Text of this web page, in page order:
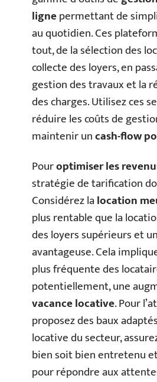
lignepermettant de
au quotidien. Ces
tout, de la sélection des
collecte des loyers, en
gestion des travaux et la
des charges. Utilisez ces
réduire les coûts de
maintenir uncash-flow
Pouroptimiser les
stratégie de tarification
Considérez lalocation
plus rentable que la
des loyers supérieurs et
avantageuse. Cela
plus fréquente des
potentiellement, une
vacance locative. Pour
proposez des baux
locative du secteur,
bien soit bien entretenu
pour répondre aux